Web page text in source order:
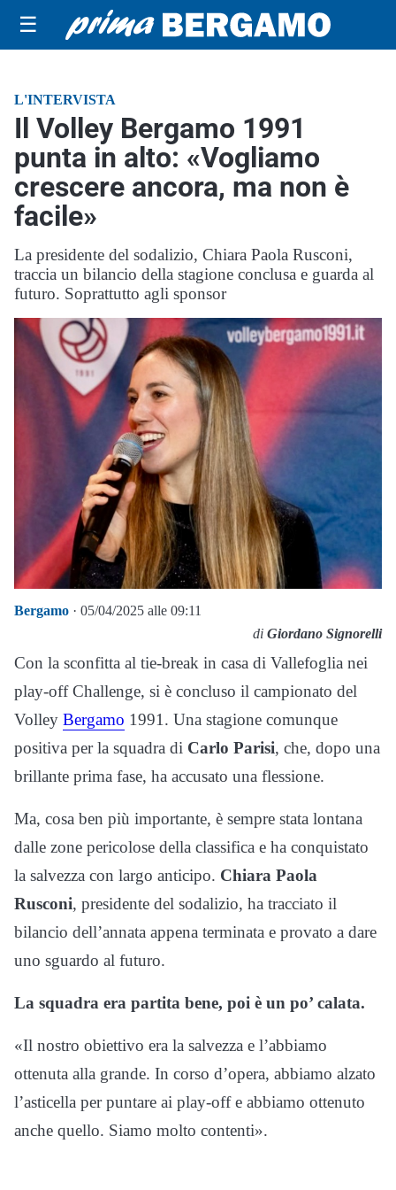
☰
L'INTERVISTA
Il Volley Bergamo 1991
punta in alto: «Vogliamo
crescere ancora, ma non è
facile»
La presidente del sodalizio, Chiara Paola Rusconi,
traccia un bilancio della stagione conclusa e guarda al
futuro. Soprattutto agli sponsor
Bergamo · 05/04/2025 alle 09:11
di Giordano Signorelli
Con la sconfitta al tie-break in casa di Vallefoglia nei
play-off Challenge, si è concluso il campionato del
Volley Bergamo 1991. Una stagione comunque
positiva per la squadra di Carlo Parisi, che, dopo una
brillante prima fase, ha accusato una flessione.
Ma, cosa ben più importante, è sempre stata lontana
dalle zone pericolose della classifica e ha conquistato
la salvezza con largo anticipo. Chiara Paola
Rusconi, presidente del sodalizio, ha tracciato il
bilancio dell’annata appena terminata e provato a dare
uno sguardo al futuro.
La squadra era partita bene, poi è un po’ calata.
«Il nostro obiettivo era la salvezza e l’abbiamo
ottenuta alla grande. In corso d’opera, abbiamo alzato
l’asticella per puntare ai play-off e abbiamo ottenuto
anche quello. Siamo molto contenti».